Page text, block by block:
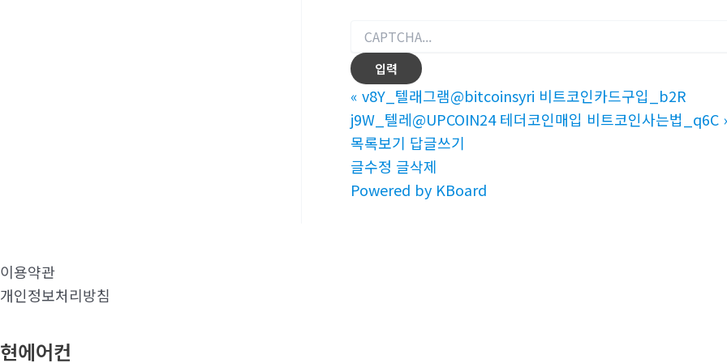
« v8Y_텔래그램@bitcoinsyri 비트코인카드구입_b2R
j9W_텔레@UPCOIN24 테더코인매입 비트코인사는법_q6C
목록보기 답글쓰기
글수정 글삭제
Powered by KBoard
이용약관
개인정보처리방침
현에어컨